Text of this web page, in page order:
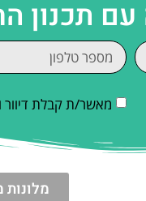
עם תכנון
מאשר/ת קבלת דיוור
מלונות